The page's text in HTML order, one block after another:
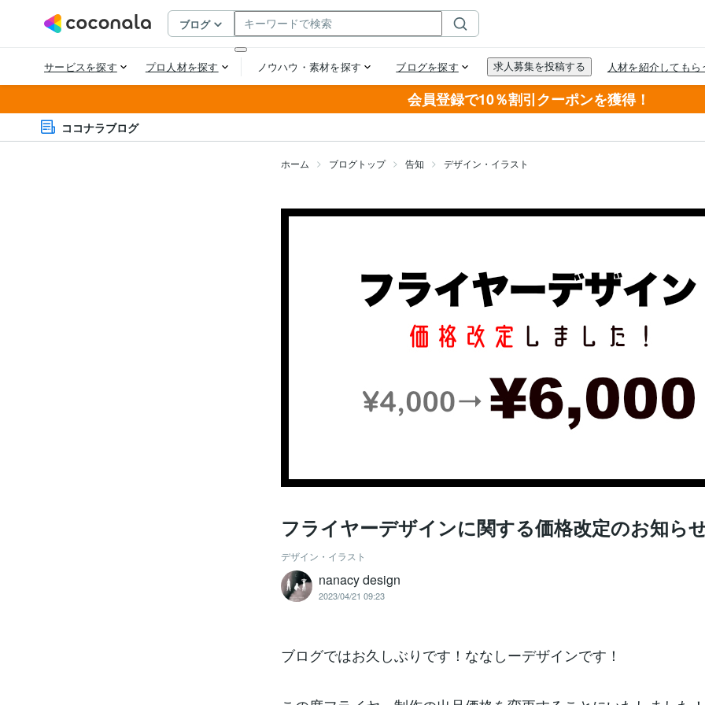
会員登録で10％割引クーポンを獲得！
ココナラブログ
ホーム ブログトップ 告知 デザイン・イラスト
フライヤーデザインに関する価格改定のお知ら
デザイン・イラスト
nanacy design
2023/04/21 09:23
ブログではお久しぶりです！ななしーデザインです！